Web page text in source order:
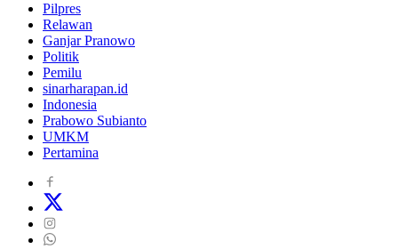
Pilpres
Relawan
Ganjar Pranowo
Politik
Pemilu
sinarharapan.id
Indonesia
Prabowo Subianto
UMKM
Pertamina